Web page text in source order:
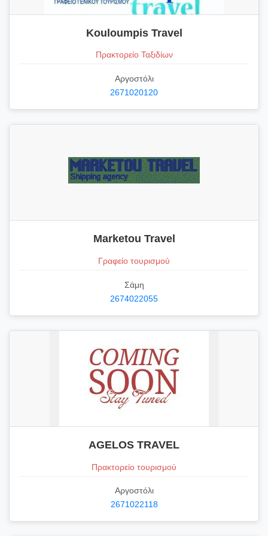
Kouloumpis Travel
Πρακτορείο Ταξιδίων
Αργοστόλι
2671020120
Marketou Travel
Γραφείο τουρισμού
Σάμη
2674022055
AGELOS TRAVEL
Πρακτορείο τουρισμού
Αργοστόλι
2671022118